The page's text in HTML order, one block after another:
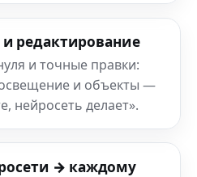
и редактирование
и точные правки:
и объекты —
нейросеть делает».
→ каждому